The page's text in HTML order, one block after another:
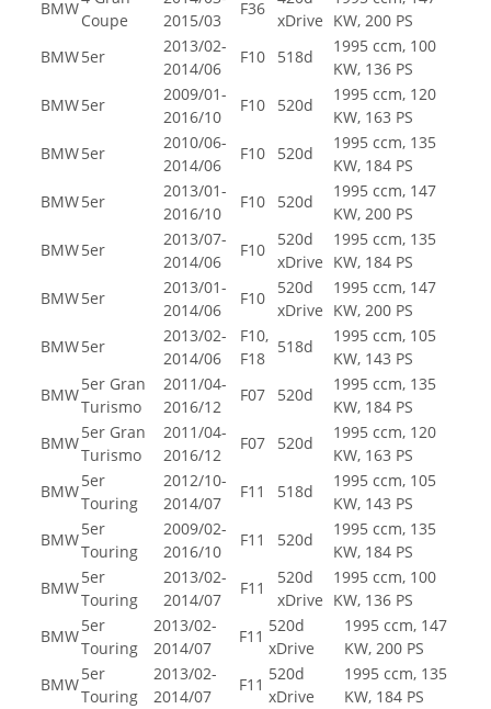
BMW
Coupe
2015/03
F36
xDrive KW, 200 PS
BMW5er
2013/02-
2014/06
F10 518d
1995 ccm, 100
KW, 136 PS
BMW5er
2009/01-
2016/10
F10 520d
1995 ccm, 120
KW, 163 PS
BMW5er
2010/06-
2014/06
F10 520d
1995 ccm, 135
KW, 184 PS
BMW5er
2013/01-
2016/10
F10 520d
1995 ccm, 147
KW, 200 PS
BMW5er
2013/07-
2014/06
F10
520d
xDrive
1995 ccm, 135
KW, 184 PS
BMW5er
2013/01-
2014/06
F10
520d
xDrive
1995 ccm, 147
KW, 200 PS
BMW5er
2013/02-
2014/06
F10,
F18
518d
1995 ccm, 105
KW, 143 PS
BMW
5er Gran
Turismo
2011/04-
2016/12
F07 520d
1995 ccm, 135
KW, 184 PS
BMW
5er Gran
Turismo
2011/04-
2016/12
F07 520d
1995 ccm, 120
KW, 163 PS
BMW
5er
Touring
2012/10-
2014/07
F11 518d
1995 ccm, 105
KW, 143 PS
BMW
5er
Touring
2009/02-
2016/10
F11 520d
1995 ccm, 135
KW, 184 PS
BMW
5er
Touring
2013/02-
2014/07
F11
520d
xDrive
1995 ccm, 100
KW, 136 PS
BMW
5er
Touring
2013/02-
2014/07
F11
520d
xDrive
1995 ccm, 147
KW, 200 PS
BMW
5er
Touring
2013/02-
2014/07
F11
520d
xDrive
1995 ccm, 135
KW, 184 PS